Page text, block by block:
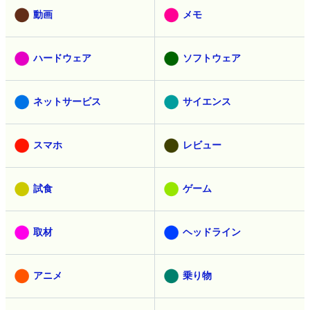
動画 メモ
ハードウェア ソフトウェア
ネットサービス サイエンス
スマホ レビュー
試食 ゲーム
取材 ヘッドライン
アニメ 乗り物